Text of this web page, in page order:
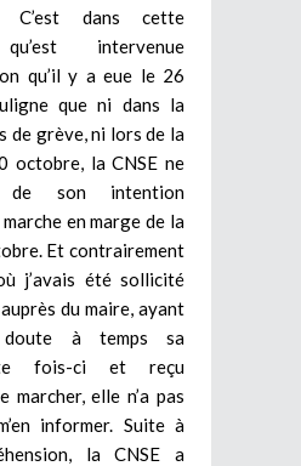
C’est dans cette
intervenue
qu’il y a eue le 26
que ni dans la
de grève, ni lors de la
octobre, la CNSE ne
de son intention
en marge de la
Et contrairement
j’avais été sollicité
du maire, ayant
doute à temps sa
fois-ci et reçu
marcher, elle n’a pas
informer. Suite à
la CNSE a